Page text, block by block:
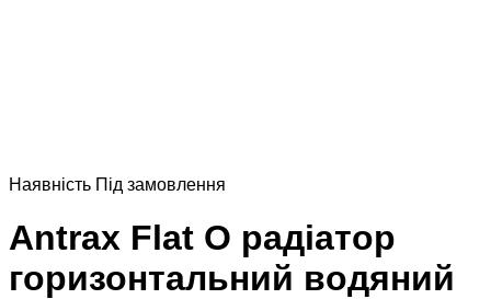
Наявнiсть Пiд замовлення
Antrax Flat O радіатор
горизонтальний водяний